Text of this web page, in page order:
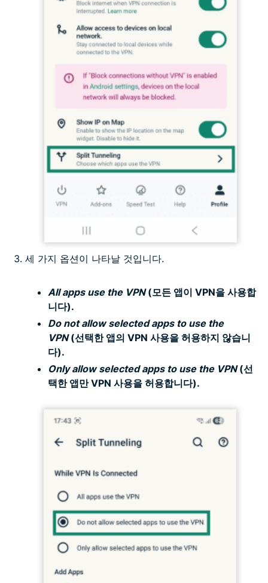
세 가지 옵션이 나타날 것입니다.
All apps use the VPN(모든 앱이 VPN을 사용합
니다).
Do not allow selected apps to use the
VPN(선택한 앱의 VPN 사용을 허용하지 않습니
다).
Only allow selected apps to use the VPN(선
택한 앱만 VPN 사용을 허용합니다).